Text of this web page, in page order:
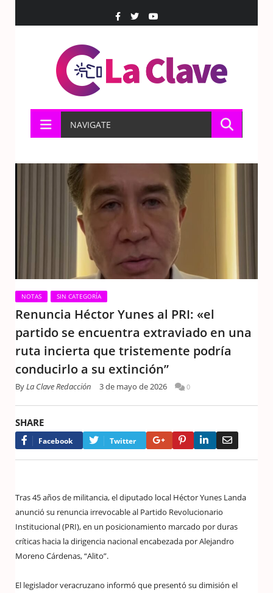
NAVIGATE
NOTAS SIN CATEGORÍA
Renuncia Héctor Yunes al PRI: «el
partido se encuentra extraviado en una
ruta incierta que tristemente podría
conducirlo a su extinción”
ByLa Clave Redacción 3 de mayo de 2026 0
SHARE
Facebook Twitter Google+PinterestLinkedIn
Tras 45 años de militancia, el diputado local Héctor Yunes Landa
anunció su renuncia irrevocable al Partido Revolucionario
Institucional (PRI), en un posicionamiento marcado por duras
críticas hacia la dirigencia nacional encabezada por Alejandro
Moreno Cárdenas, “Alito”.
El legislador veracruzano informó que presentó su dimisión el